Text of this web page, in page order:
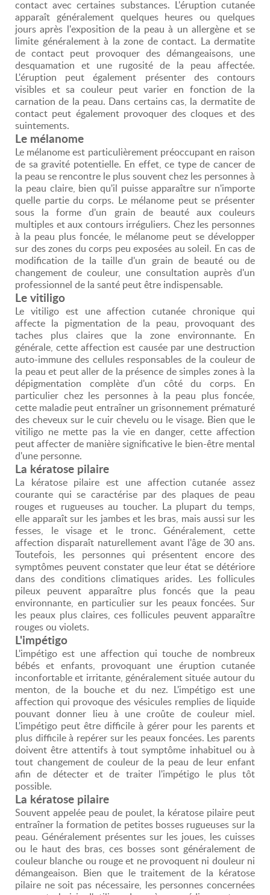
contact avec certaines substances. L'éruption cutanée
apparaît généralement quelques heures ou quelques
jours après l'exposition de la peau à un allergène et se
limite généralement à la zone de contact. La dermatite
de contact peut provoquer des démangeaisons, une
desquamation et une rugosité de la peau affectée.
L'éruption peut également présenter des contours
visibles et sa couleur peut varier en fonction de la
carnation de la peau. Dans certains cas, la dermatite de
contact peut également provoquer des cloques et des
suintements.
Le mélanome
Le mélanome est particulièrement préoccupant en raison
de sa gravité potentielle. En effet, ce type de cancer de
la peau se rencontre le plus souvent chez les personnes à
la peau claire, bien qu'il puisse apparaître sur n'importe
quelle partie du corps. Le mélanome peut se présenter
sous la forme d'un grain de beauté aux couleurs
multiples et aux contours irréguliers. Chez les personnes
à la peau plus foncée, le mélanome peut se développer
sur des zones du corps peu exposées au soleil. En cas de
modification de la taille d'un grain de beauté ou de
changement de couleur, une consultation auprès d'un
professionnel de la santé peut être indispensable.
Le vitiligo
Le vitiligo est une affection cutanée chronique qui
affecte la pigmentation de la peau, provoquant des
taches plus claires que la zone environnante. En
générale, cette affection est causée par une destruction
auto-immune des cellules responsables de la couleur de
la peau et peut aller de la présence de simples zones à la
dépigmentation complète d'un côté du corps. En
particulier chez les personnes à la peau plus foncée,
cette maladie peut entraîner un grisonnement prématuré
des cheveux sur le cuir chevelu ou le visage. Bien que le
vitiligo ne mette pas la vie en danger, cette affection
peut affecter de manière significative le bien-être mental
d'une personne.
La kératose pilaire
La kératose pilaire est une affection cutanée assez
courante qui se caractérise par des plaques de peau
rouges et rugueuses au toucher. La plupart du temps,
elle apparaît sur les jambes et les bras, mais aussi sur les
fesses, le visage et le tronc. Généralement, cette
affection disparaît naturellement avant l'âge de 30 ans.
Toutefois, les personnes qui présentent encore des
symptômes peuvent constater que leur état se détériore
dans des conditions climatiques arides. Les follicules
pileux peuvent apparaître plus foncés que la peau
environnante, en particulier sur les peaux foncées. Sur
les peaux plus claires, ces follicules peuvent apparaître
rouges ou violets.
L'impétigo
L'impétigo est une affection qui touche de nombreux
bébés et enfants, provoquant une éruption cutanée
inconfortable et irritante, généralement située autour du
menton, de la bouche et du nez. L'impétigo est une
affection qui provoque des vésicules remplies de liquide
pouvant donner lieu à une croûte de couleur miel.
L'impétigo peut être difficile à gérer pour les parents et
plus difficile à repérer sur les peaux foncées. Les parents
doivent être attentifs à tout symptôme inhabituel ou à
tout changement de couleur de la peau de leur enfant
afin de détecter et de traiter l'impétigo le plus tôt
possible.
La kératose pilaire
Souvent appelée peau de poulet, la kératose pilaire peut
entraîner la formation de petites bosses rugueuses sur la
peau. Généralement présentes sur les joues, les cuisses
ou le haut des bras, ces bosses sont généralement de
couleur blanche ou rouge et ne provoquent ni douleur ni
démangeaison. Bien que le traitement de la kératose
pilaire ne soit pas nécessaire, les personnes concernées